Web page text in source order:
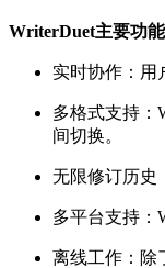
WriterDuet主要功能
实时协作：用
多格式支持：
间切换。
无限修订历史
多平台支持：
离线工作：除